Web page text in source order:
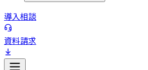
導入相談
資料請求